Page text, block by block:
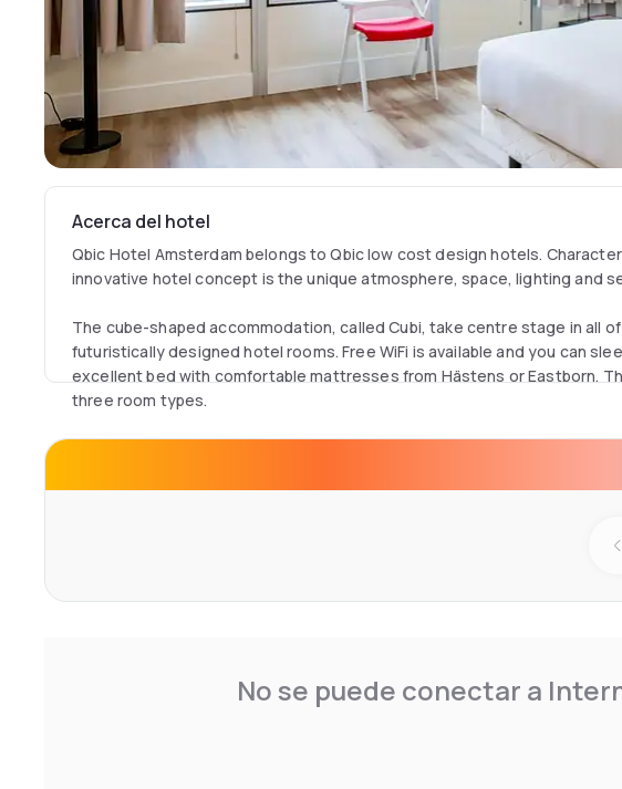
Acerca del hotel
Qbic Hotel Amsterdam belongs to Qbic low cost design hotels.
innovative hotel concept is the unique atmosphere, space, lighting and
The cube-shaped accommodation, called Cubi, take centre stage in all
futuristically designed hotel rooms. Free WiFi is available and you can
excellent bed with comfortable mattresses from Hästens or Eastborn.
three room types.
No se puede conectar a